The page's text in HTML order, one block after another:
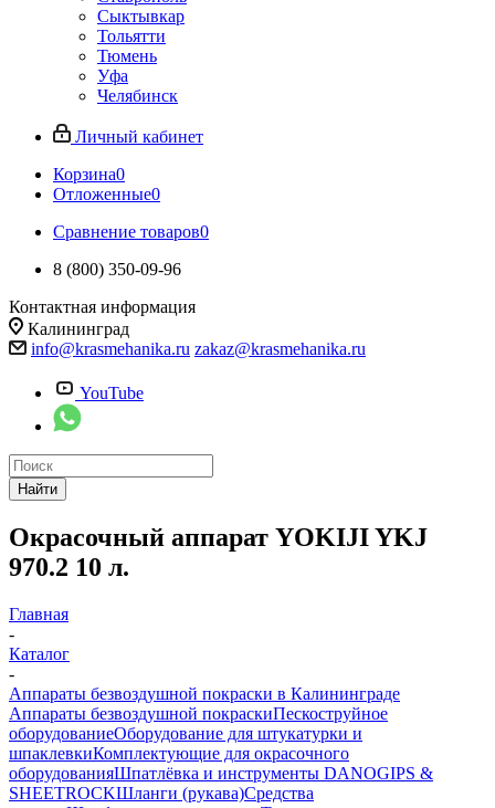
Сыктывкар
Тольятти
Тюмень
Уфа
Челябинск
Личный кабинет
Корзина0
Отложенные0
Сравнение товаров0
8 (800) 350-09-96
Контактная информация
Калининград
info@krasmehanika.ru zakaz@krasmehanika.ru
YouTube
Найти
Окрасочный аппарат YOKIJI YKJ
970.2 10 л.
Главная
-
Каталог
-
Аппараты безвоздушной покраски в Калининграде
Аппараты безвоздушной покраскиПескоструйное
оборудованиеОборудование для штукатурки и
шпаклевкиКомплектующие для окрасочного
оборудованияШпатлёвка и инструменты DANOGIPS &
SHEETROCKШланги (рукава)Средства